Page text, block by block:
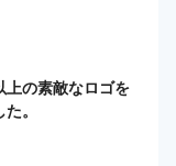
上の素敵なロゴを
。